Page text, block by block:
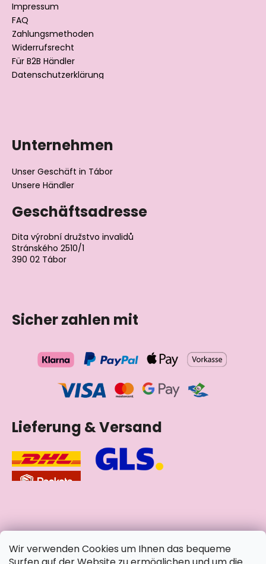
Wir verwenden Cookies um Ihnen das bequeme
Impressum
FAQ
Zahlungsmethoden
Widerrufsrecht
Für B2B Händler
Datenschutzerklärung
Unternehmen
Unser Geschäft in Tábor
Unsere Händler
Geschäftsadresse
Dita výrobní družstvo invalidů
Stránského 2510/1
390 02 Tábor
Sicher zahlen mit
Lieferung & Versand
soziale Netzwerke